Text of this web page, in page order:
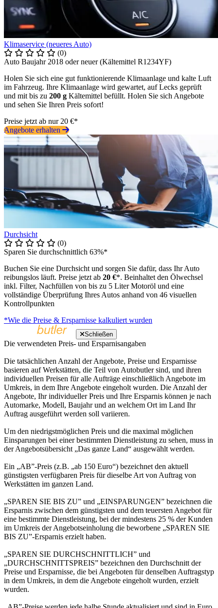
Klimaservice (neueres Auto)
(0)
Auto Baujahr 2018 oder neuer (Kältemittel R1234YF)
Holen Sie sich eine gut funktionierende Klimaanlage und kalte Luft
im Fahrzeug. Ihre Klimaanlage wird gewartet, auf Lecks geprüft
und mit bis zu 200 g Kältemittel befüllt. Holen Sie sich Angebote
und sehen Sie Ihren Preis sofort!
Preise jetzt ab nur 20 €*
Angebote erhalten
Durchsicht
(0)
Sparen Sie durchschnittlich 63%*
Buchen Sie eine Durchsicht und sorgen Sie dafür, dass Ihr Auto
reibungslos läuft. Preise jetzt ab 20 €*. Beinhaltet den Ölwechsel
inkl. Filter, Nachfüllen von bis zu 5 Liter Motoröl und eine
vollständige Überprüfung Ihres Autos anhand von 46 visuellen
Kontrollpunkten
*Wie die Preise & Ersparnisse kalkuliert wurden
Schließen
Die verwendeten Preis- und Ersparnisangaben
Die tatsächlichen Anzahl der Angebote, Preise und Ersparnisse
basieren auf Werkstätten, die Teil von Autobutler sind, und ihren
individuellen Preisen für alle Aufträge einschließlich Angebote im
Umkreis, in dem Ihre Angebote eingeholt wurden. Die Anzahl der
Angebote, Ihr individueller Preis und Ihre Ersparnis können je nach
Automarke, Modell, Baujahr und an welchem Ort im Land Ihr
Auftrag ausgeführt werden soll variieren.
Um den niedrigstmöglichen Preis und die maximal möglichen
Einsparungen bei einer bestimmten Dienstleistung zu sehen, muss in
der Angebotsübersicht „Das ganze Land“ ausgewählt werden.
Ein „AB”-Preis (z.B. „ab 150 Euro“) bezeichnet den aktuell
günstigsten verfügbaren Preis für dieselbe Art von Auftrag von
Werkstätten im ganzen Land.
„SPAREN SIE BIS ZU” und „EINSPARUNGEN” bezeichnen die
Ersparnis zwischen dem günstigsten und dem teuersten Angebot für
eine bestimmte Dienstleistung, bei der mindestens 25 % der Kunden
im Umkreis der Angebotseinholung die beworbene „SPAREN SIE
BIS ZU”-Ersparnis erzielt haben.
„SPAREN SIE DURCHSCHNITTLICH” und
„DURCHSCHNITTSPREIS” bezeichnen den Durchschnitt der
Preise und Ersparnisse, die bei Angeboten für denselben Auftragstyp
in dem Umkreis, in dem die Angebote eingeholt wurden, erzielt
wurden.